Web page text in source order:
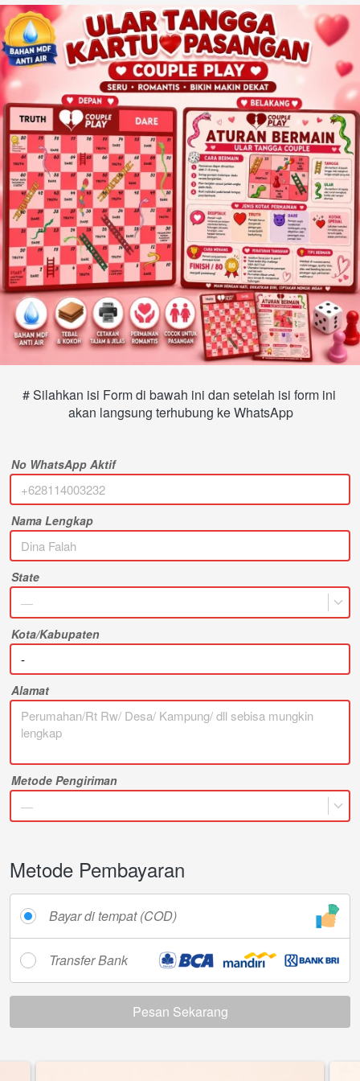
# Silahkan isi Form di bawah ini dan setelah isi form ini
akan langsung terhubung ke WhatsApp
No WhatsApp Aktif
Nama Lengkap
State
—
Kota/Kabupaten
Alamat
Metode Pengiriman
—
Metode Pembayaran
Bayar di tempat (COD)
Transfer Bank
`Pesan Sekarang